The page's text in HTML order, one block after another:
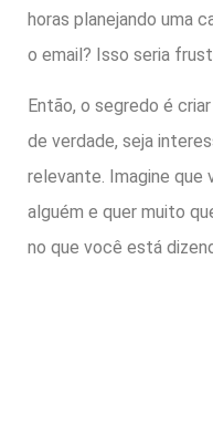
horas planejando uma
o email? Isso seria
Então, o segredo é
de verdade, seja
relevante. Imagine que
alguém e quer muito
no que você está